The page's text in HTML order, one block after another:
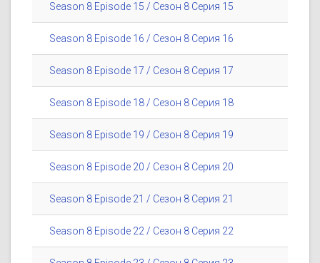
Season 8 Episode 15 / Сезон 8 Серия 15
Season 8 Episode 16 / Сезон 8 Серия 16
Season 8 Episode 17 / Сезон 8 Серия 17
Season 8 Episode 18 / Сезон 8 Серия 18
Season 8 Episode 19 / Сезон 8 Серия 19
Season 8 Episode 20 / Сезон 8 Серия 20
Season 8 Episode 21 / Сезон 8 Серия 21
Season 8 Episode 22 / Сезон 8 Серия 22